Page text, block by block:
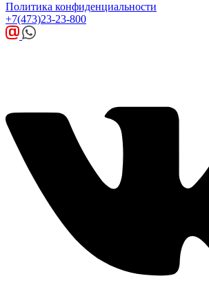
Политика конфиденциальности
+7(473)23-23-800